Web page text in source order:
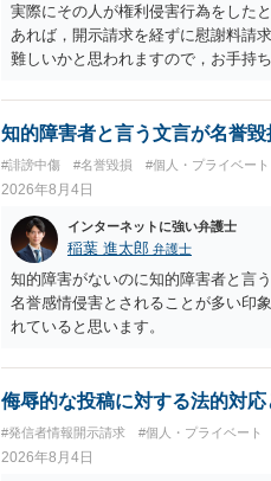
実際にその人が権利侵害行為をした
あれば，開示請求を経ずに慰謝料請
難しいかと思われますので，お手持
知的障害者と言う文言が名誉
#誹謗中傷 #名誉毀損 #個人・プライベート
2026年8月4日
インターネットに強い弁護士
稲葉 進太郎 弁護士
知的障害がないのに知的障害者と言
名誉感情侵害とされることが多い印
れていると思います。
侮辱的な投稿に対する法的対
#発信者情報開示請求 #個人・プライベート
2026年8月4日